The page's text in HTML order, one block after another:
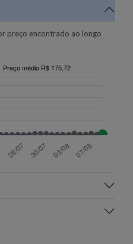
preço encontrado ao longo